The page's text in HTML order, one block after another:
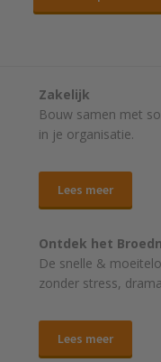
Zakelijk
Bouw samen met
in je organisatie.
Lees meer
Ontdek het
De snelle &
zonder stress,
Lees meer